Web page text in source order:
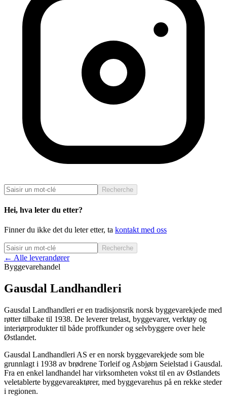
Recherche
Hei, hva leter du etter?
Finner du ikke det du leter etter, ta kontakt med oss
Recherche
← Alle leverandører
Byggevarehandel
Gausdal Landhandleri
Gausdal Landhandleri er en tradisjonsrik norsk byggevarekjede med
røtter tilbake til 1938. De leverer trelast, byggevarer, verktøy og
interiørprodukter til både proffkunder og selvbyggere over hele
Østlandet.
Gausdal Landhandleri AS er en norsk byggevarekjede som ble
grunnlagt i 1938 av brødrene Torleif og Asbjørn Seielstad i Gausdal.
Fra en enkel landhandel har virksomheten vokst til en av Østlandets
veletablerte byggevareaktører, med byggevarehus på en rekke steder
i regionen.